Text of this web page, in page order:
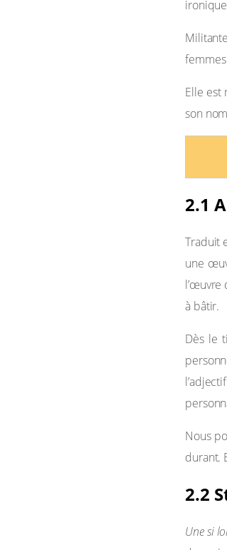
Elle est
son
2.1
Traduit
une
l’œuvre
à bâtir.
Dès le
Nous
durant.
2.2
Une si